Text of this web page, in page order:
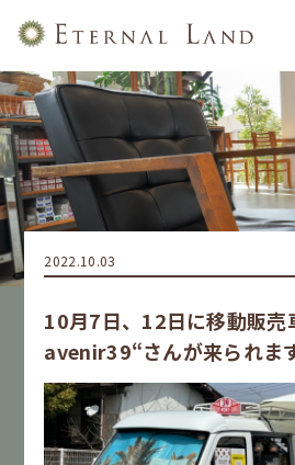
2022.10.03
10月7日、12日に移動販売
avenir39“さんが来られま